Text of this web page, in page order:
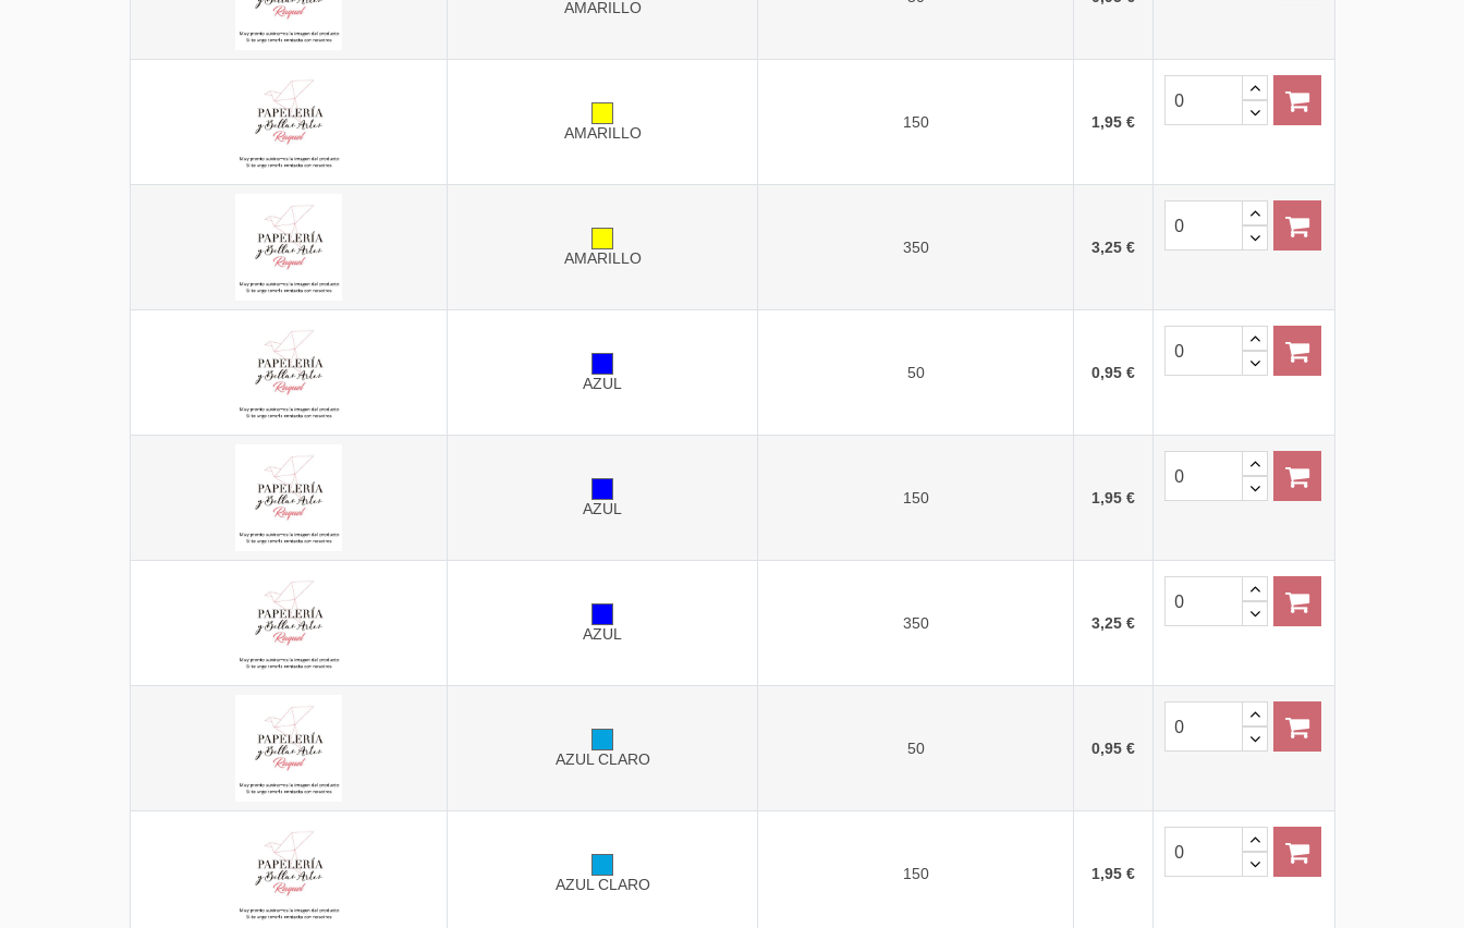
AMARILLO
AMARILLO
150 1,95 €
AMARILLO
350 3,25 €
AZUL
50 0,95 €
AZUL
150 1,95 €
AZUL
350 3,25 €
AZUL CLARO
50 0,95 €
AZUL CLARO
150 1,95 €